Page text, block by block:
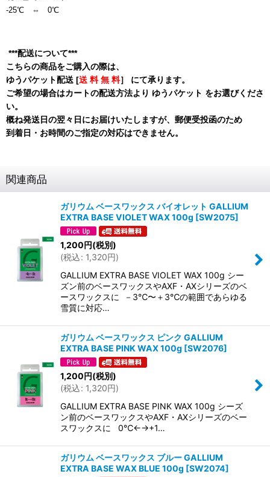
-25℃ ⇔ 0℃
***配送について***
こちらの商品をご購入の際は、
ゆうパケット配送 [送 料 無 料］ にて承ります。
ご希望の場合はカートの配送方法より ゆうパケット をお選びくださ
い。
概ね発送日の翌々日にお届けいたしますが、郵便受投函のため
到着日・お時間のご指定の対応はできません。
関連商品
ガリウム ベースワックス バイオレット GALLIUM
EXTRA BASE VIOLET WAX 100g [SW2075]
1,200円(税別)
(税込: 1,320円)
GALLIUM EXTRA BASE VIOLET WAX 100g シー
ズン前のベースワックスやAXF・AXシリーズのベ
ースワックスに －3℃〜＋3℃の範囲であらゆる
雪質に対応…
ガリウム ベースワックス ピンク GALLIUM
EXTRA BASE PINK WAX 100g [SW2076]
1,200円(税別)
(税込: 1,320円)
GALLIUM EXTRA BASE PINK WAX 100g シーズ
ン前のベースワックスやAXF・AXシリーズのベー
スワックスに 0℃←→+1…
ガリウム ベースワックス ブルー GALLIUM
EXTRA BASE WAX BLUE 100g [SW2074]